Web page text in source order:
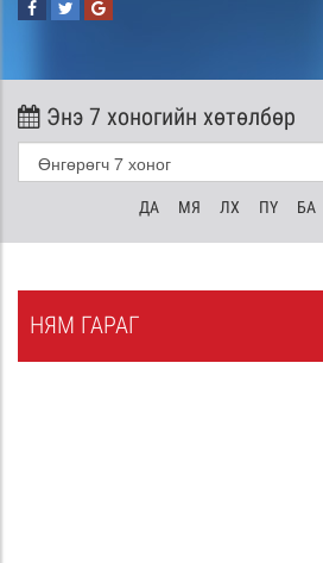
Энэ 7 хоногийн хөтөлбөр
ДА МЯ ЛХ ПҮ БА
НЯМ ГАРАГ